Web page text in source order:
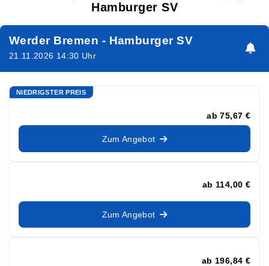
Hamburger SV
Werder Bremen - Hamburger SV
21.11.2026 14:30 Uhr
NIEDRIGSTER PREIS
ab 75,67 €
Zum Angebot
ab 114,00 €
Zum Angebot
ab 196,84 €